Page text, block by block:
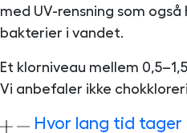
med UV-rensning som
bakterier i vandet.
Et klorniveau mellem
Vi anbefaler ikke
Hvor lang tid